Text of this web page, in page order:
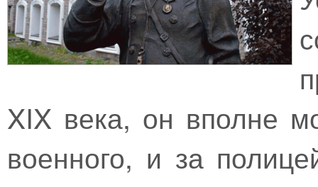
XIX века, он вполне
военного, и за